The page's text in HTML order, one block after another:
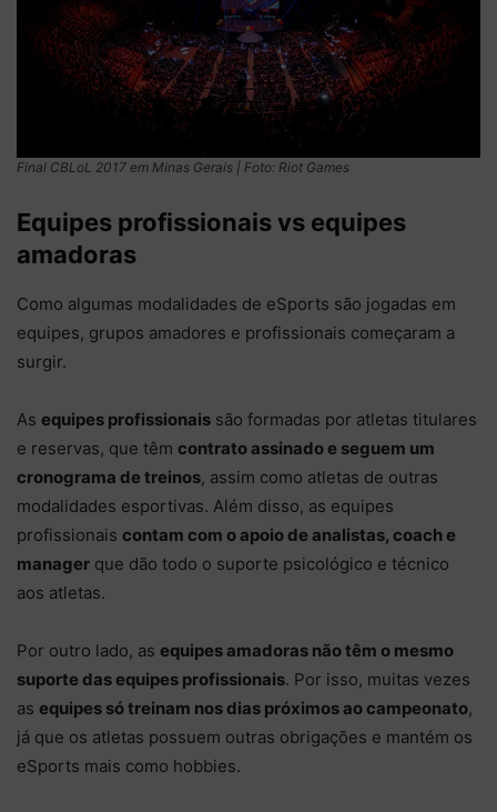
Final CBLoL 2017 em Minas Gerais | Foto: Riot Games
Equipes profissionais vs equipes
amadoras
Como algumas modalidades de eSports são jogadas em
equipes, grupos amadores e profissionais começaram a
surgir.
As equipes profissionais são formadas por atletas titulares
e reservas, que têm contrato assinado e seguem um
cronograma de treinos, assim como atletas de outras
modalidades esportivas. Além disso, as equipes
profissionais contam com o apoio de analistas, coach e
manager que dão todo o suporte psicológico e técnico
aos atletas.
Por outro lado, as equipes amadoras não têm o mesmo
suporte das equipes profissionais. Por isso, muitas vezes
as equipes só treinam nos dias próximos ao campeonato,
já que os atletas possuem outras obrigações e mantém os
eSports mais como hobbies.